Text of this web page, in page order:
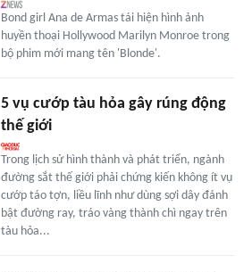
Bond girl Ana de Armas tái hiện hình ảnh
huyền thoại Hollywood Marilyn Monroe trong
bộ phim mới mang tên 'Blonde'.
5 vụ cướp tàu hỏa gây rúng động
thế giới
Trong lịch sử hình thành và phát triển, ngành
đường sắt thế giới phải chứng kiến không ít vụ
cướp táo tợn, liều lĩnh như dùng sợi dây đánh
bật đường ray, tráo vàng thành chì ngay trên
tàu hỏa...